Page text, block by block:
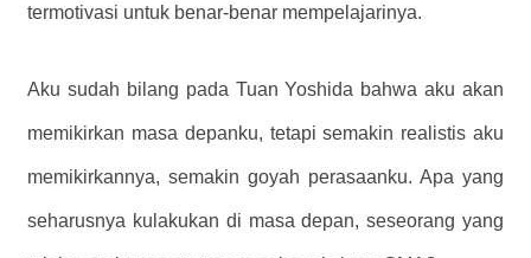
termotivasi untuk benar-benar mempelajarinya.
Aku sudah bilang pada Tuan Yoshida bahwa aku akan
memikirkan masa depanku, tetapi semakin realistis aku
memikirkannya, semakin goyah perasaanku. Apa yang
seharusnya kulakukan di masa depan, seseorang yang